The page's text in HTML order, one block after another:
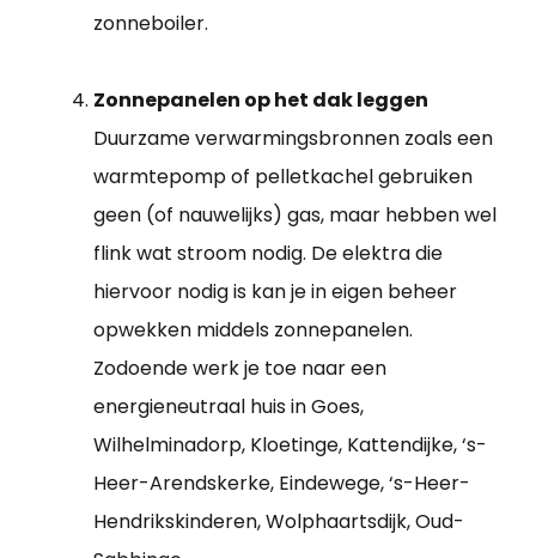
zonneboiler.
Zonnepanelen op het dak leggen
Duurzame verwarmingsbronnen zoals een
warmtepomp of pelletkachel gebruiken
geen (of nauwelijks) gas, maar hebben wel
flink wat stroom nodig. De elektra die
hiervoor nodig is kan je in eigen beheer
opwekken middels zonnepanelen.
Zodoende werk je toe naar een
energieneutraal huis in Goes,
Wilhelminadorp, Kloetinge, Kattendijke, ‘s-
Heer-Arendskerke, Eindewege, ‘s-Heer-
Hendrikskinderen, Wolphaartsdijk, Oud-